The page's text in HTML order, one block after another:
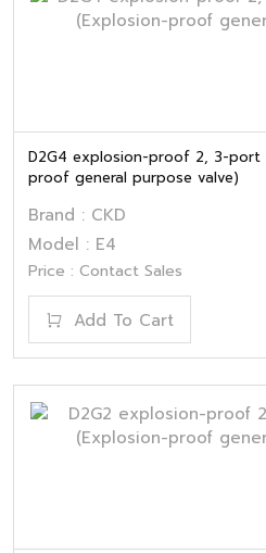
D2G4 explosion-proof 2, 3-port
proof general purpose valve)
Brand : CKD
Model : E4
Price : Contact Sales
Add To Cart